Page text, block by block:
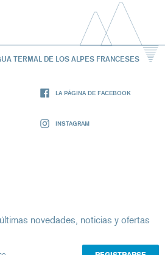
TERMAL DE LOS ALPES FRANCESES
LA PÁGINA DE FACEBOOK
INSTAGRAM
novedades, noticias y ofertas